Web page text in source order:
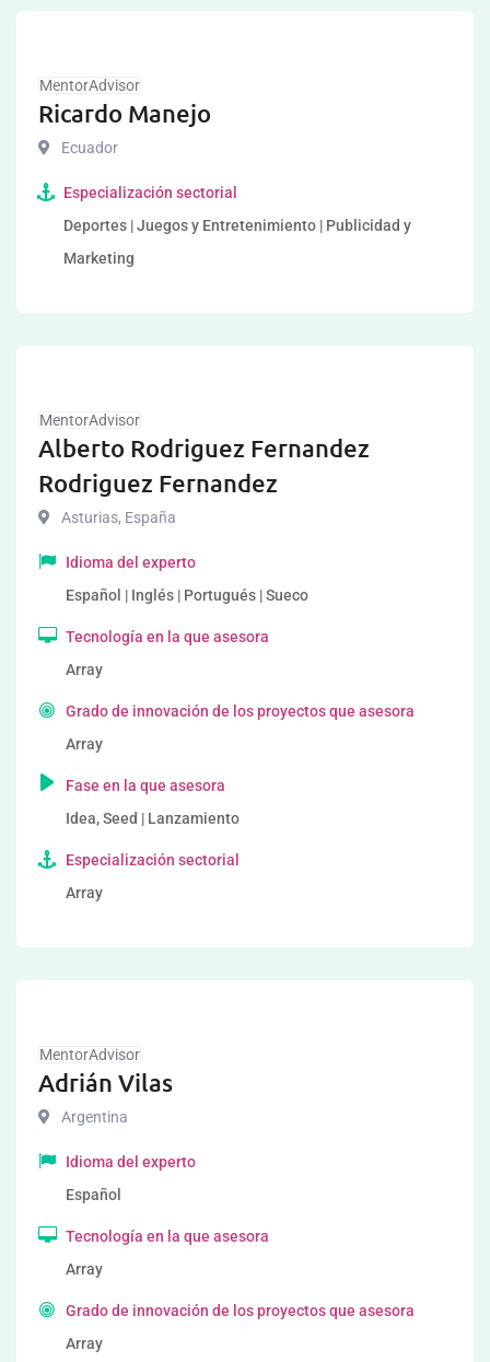
MentorAdvisor
Ricardo Manejo
Ecuador
Especialización sectorial
Deportes | Juegos y Entretenimiento | Publicidad y
Marketing
MentorAdvisor
Alberto Rodriguez Fernandez
Rodriguez Fernandez
Asturias, España
Idioma del experto
Español | Inglés | Portugués | Sueco
Tecnología en la que asesora
Array
Grado de innovación de los proyectos que asesora
Array
Fase en la que asesora
Idea, Seed | Lanzamiento
Especialización sectorial
Array
MentorAdvisor
Adrián Vilas
Argentina
Idioma del experto
Español
Tecnología en la que asesora
Array
Grado de innovación de los proyectos que asesora
Array